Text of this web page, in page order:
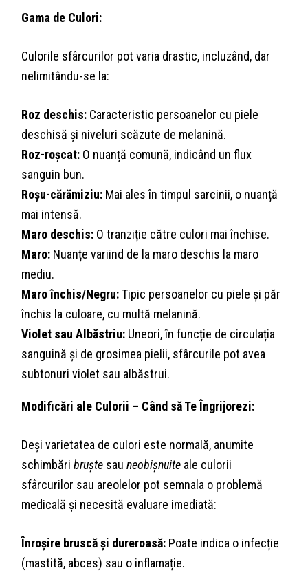
Gama de Culori:
Culorile sfârcurilor pot varia drastic, incluzând, dar
nelimitându-se la:
Roz deschis: Caracteristic persoanelor cu piele
deschisă și niveluri scăzute de melanină.
Roz-roșcat: O nuanță comună, indicând un flux
sanguin bun.
Roșu-cărămiziu: Mai ales în timpul sarcinii, o nuanță
mai intensă.
Maro deschis: O tranziție către culori mai închise.
Maro: Nuanțe variind de la maro deschis la maro
mediu.
Maro închis/Negru:Tipic persoanelor cu piele și păr
închis la culoare, cu multă melanină.
Violet sau Albăstriu: Uneori, în funcție de circulația
sanguină și de grosimea pielii, sfârcurile pot avea
subtonuri violet sau albăstrui.
Modificări ale Culorii – Când să Te Îngrijorezi:
Deși varietatea de culori este normală, anumite
schimbăribruște sauneobișnuite ale culorii
sfârcurilor sau areolelor pot semnala o problemă
medicală și necesită evaluare imediată:
Înroșire bruscă și dureroasă: Poate indica o infecție
(mastită, abces) sau o inflamație.